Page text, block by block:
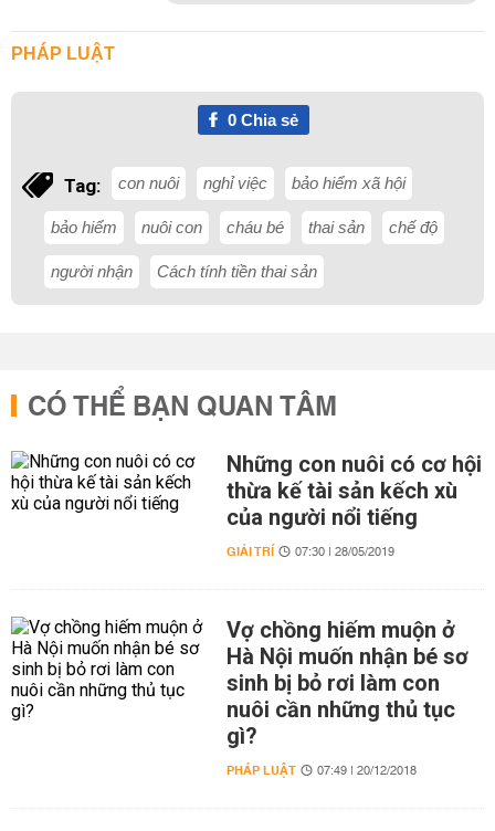
PHÁP LUẬT
0Chia sẻ
Tag: con nuôi nghỉ việc bảo hiểm xã hội
bảo hiểm nuôi con cháu bé thai sản chế độ
người nhận Cách tính tiền thai sản
CÓ THỂ BẠN QUAN TÂM
Những con nuôi có cơ hội
thừa kế tài sản kếch xù
của người nổi tiếng
GIẢI TRÍ 07:30 | 28/05/2019
Vợ chồng hiếm muộn ở
Hà Nội muốn nhận bé sơ
sinh bị bỏ rơi làm con
nuôi cần những thủ tục
gì?
PHÁP LUẬT 07:49 | 20/12/2018